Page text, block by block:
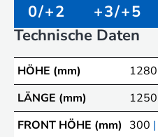
0/+2
+3/+5
Technische Daten
HÖHE (mm) 1280
LÄNGE (mm)
1250
FRONT HÖHE (mm) 300 |